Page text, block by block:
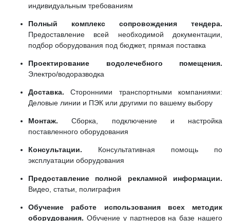
индивидуальным требованиям
Полный комплекс сопровождения тендера.
Предоставление всей необходимой документации,
подбор оборудования под бюджет, прямая поставка
Проектирование водолечебного помещения.
Электро/водоразводка
Доставка. Сторонними транспортными компаниями:
Деловые линии и ПЭК или другими по вашему выбору
Монтаж.Сборка, подключение и настройка
поставленного оборудования
Консультации. Консультативная помощь по
эксплуатации оборудования
Предоставление полной рекламной информации.
Видео, статьи, полиграфия
Обучение работе использования всех методик
оборудования. Обучение у партнеров на базе нашего